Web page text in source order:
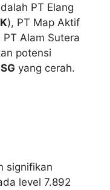
PT Elang
), PT Map Aktif
PT Alam Sutera
potensi
yang cerah.
signifikan
level 7.892